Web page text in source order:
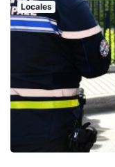
Locales